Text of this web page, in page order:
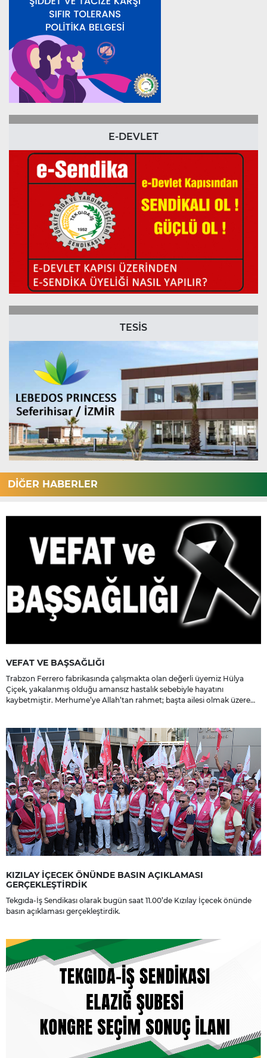
E-DEVLET
TESİS
DİĞER HABERLER
VEFAT VE BAŞSAĞLIĞI
Trabzon Ferrero fabrikasında çalışmakta olan değerli üyemiz Hülya
Çiçek, yakalanmış olduğu amansız hastalık sebebiyle hayatını
kaybetmiştir. Merhume’ye Allah’tan rahmet; başta ailesi olmak üzere
KIZILAY İÇECEK ÖNÜNDE BASIN AÇIKLAMASI
GERÇEKLEŞTİRDİK
Tekgıda-İş Sendikası olarak bugün saat 11.00’de Kızılay İçecek önünde
basın açıklaması gerçekleştirdik.